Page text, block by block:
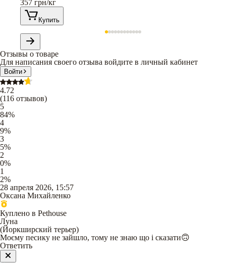
357 грн/кг
Купить
Отзывы о товаре
Для написания своего отзыва войдите в личный кабинет
Войти
4.72
(116 отзывов)
5
84%
4
9%
3
5%
2
0%
1
2%
28 апреля 2026, 15:57
Оксана Михайленко
Куплено в Pethouse
Луна
(Йоркширский терьер)
Моєму песику не зайшло, тому не знаю що і сказати🙃
Ответить